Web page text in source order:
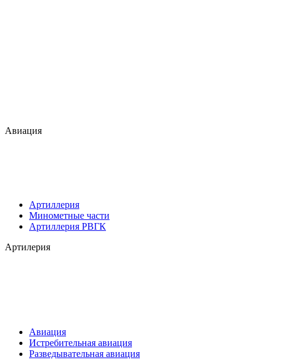
Авиация
Артиллерия
Минометные части
Артиллерия РВГК
Артилерия
Авиация
Истребительная авиация
Разведывательная авиация